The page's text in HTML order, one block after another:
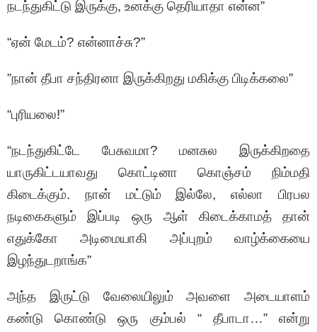
நடந்துகிட்டு இருக்கு, உனக்கு தெரியாதா என்ன”
“ஏன் மேடம்? என்னாச்சு?”
”நான் தீபா சந்திரனா இருக்கிறது மகிக்கு பிடிக்கலை”
“புரியலை!”
“நடந்துகிட்டே பேசுவமா? மனசுல இருக்கிறதை
யாருகிட்டயாவது கொட்டினா கொஞ்சம் நிம்மதி
கிடைக்கும். நான் மட்டும் இல்லே, எல்லா பிரபல
நடிகைகளும் இப்படி ஒரு ஆள் கிடைக்காமத் தான்
எதுக்கோ அடிமையாகி அப்புறம் வாழ்க்கையை
இழந்துடறாங்க”
அந்த இருட்டு வேலையிலும் அவளை அடையாளம்
கண்டு கொண்டு ஒரு கும்பல் “ தீபாடா…” என்று